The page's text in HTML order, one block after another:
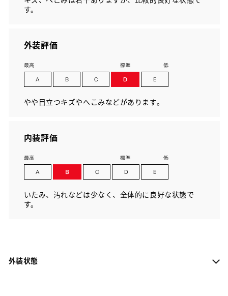
す。
外装評価
やや目立つキズやへこみなどがあります。
内装評価
いたみ、汚れなどは少なく、全体的に良好な状態で
す。
外装状態